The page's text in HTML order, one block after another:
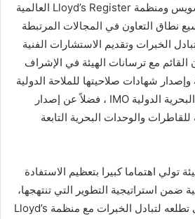
الممتدة بين هيئة قناة السويس ومنظمة Lloyd’s Register العالمية
نطاق التعاون في المجالات المرتبطة
الخبرات وتقديم الاستشارات الفنية
القائم مع ترسانات الهيئة في الإشراف
شهادات صلاحيتها للملاحة الدولية
طبقاً لمتطلبات المنظمة البحرية الدولية IMO ، فضلاً عن إصدار
والوحدات البحرية التابعة
تولي اهتماما كبيرا بتعظيم الاستفادة
ضمن استراتيجية التطوير التي تنتهجها،
مشيرا في هذا الصدد، إلى تطلعه لتبادل الخبرات مع منظمة Lloyd’s